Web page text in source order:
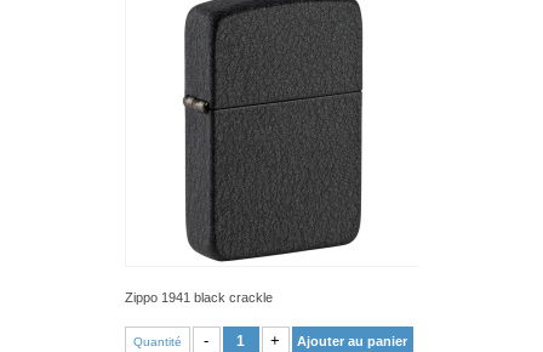
Zippo 1941 black crackle
Quantité - + Ajouter au panier